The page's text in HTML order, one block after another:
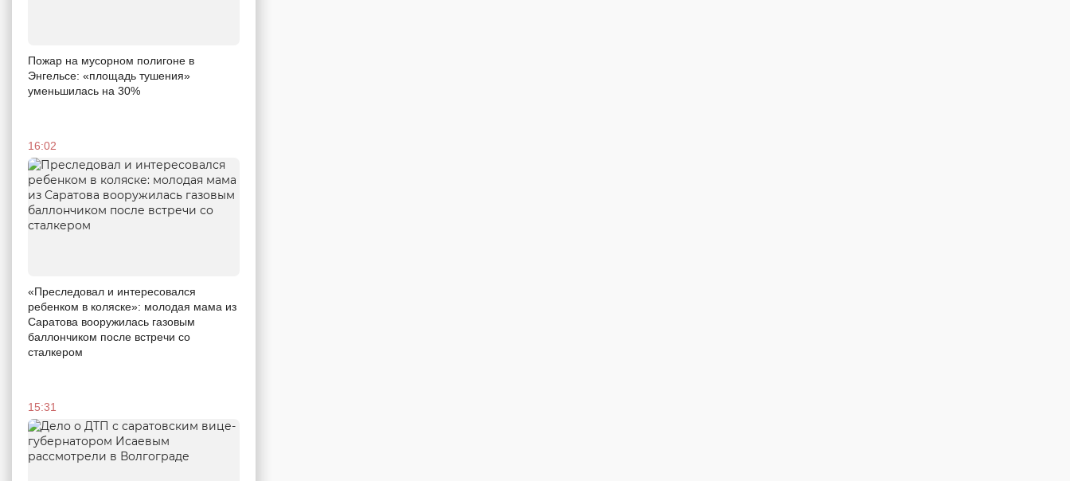
Пожар на мусорном полигоне в
Энгельсе: «площадь тушения»
уменьшилась на 30%
16:02
«Преследовал и интересовался
ребенком в коляске»: молодая мама из
Саратова вооружилась газовым
баллончиком после встречи со
сталкером
15:31